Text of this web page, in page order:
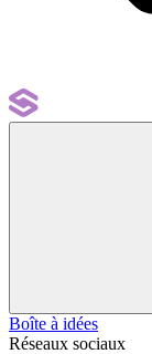
Boîte à idées
Réseaux sociaux